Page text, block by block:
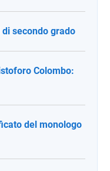
secondo grado
Colombo:
del monologo